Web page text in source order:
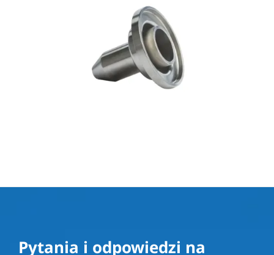
Pytania i odpowiedzi na